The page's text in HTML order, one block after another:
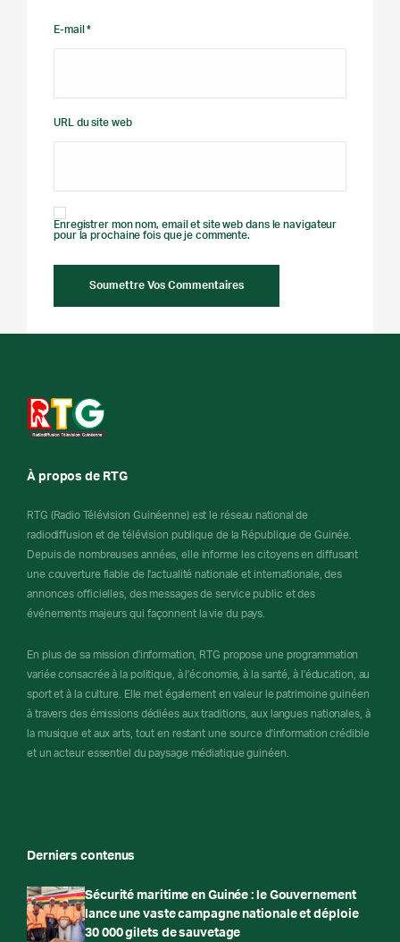
E-mail *
URL du site web
Enregistrer mon nom, email et site web dans le navigateur
pour la prochaine fois que je commente.
À propos de RTG
RTG (Radio Télévision Guinéenne) est le réseau national de
radiodiffusion et de télévision publique de la République de Guinée.
Depuis de nombreuses années, elle informe les citoyens en diffusant
une couverture fiable de l'actualité nationale et internationale, des
annonces officielles, des messages de service public et des
événements majeurs qui façonnent la vie du pays.
En plus de sa mission d'information, RTG propose une programmation
variée consacrée à la politique, à l'économie, à la santé, à l'éducation, au
sport et à la culture. Elle met également en valeur le patrimoine guinéen
à travers des émissions dédiées aux traditions, aux langues nationales, à
la musique et aux arts, tout en restant une source d'information crédible
et un acteur essentiel du paysage médiatique guinéen.
Derniers contenus
Sécurité maritime en Guinée : le Gouvernement
lance une vaste campagne nationale et déploie
30 000 gilets de sauvetage